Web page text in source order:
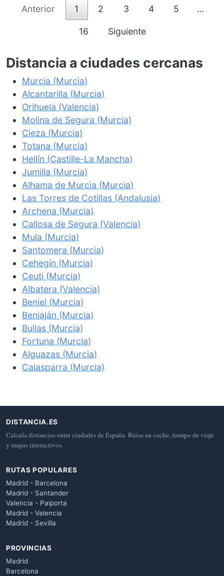
Anterior 1 2 3 4 5 …
16 Siguiente
Distancia a ciudades cercanas
Murcia (Murcia)
Alcantarilla (Murcia)
Orihuela (Valencia)
Molina de Segura (Murcia)
Cieza (Murcia)
Totana (Murcia)
Hellín (Castille-La Mancha)
Jumilla (Murcia)
Alhama de Murcia (Murcia)
Las Torres de Cotillas (Andalusia)
Archena (Murcia)
Callosa de Segura (Valencia)
Mula (Murcia)
Santomera (Murcia)
Cehegín (Murcia)
Ceuti (Murcia)
Albatera (Valencia)
Beniel (Murcia)
Beniaján (Murcia)
Bullas (Murcia)
Fortuna (Murcia)
Alguazas (Murcia)
Calasparra (Murcia)
DISTANCIA.ES
Calcula distancias entre ciudades de España. Rutas en coche, tiempo de viaje
y mapas interactivos.
RUTAS POPULARES
Madrid - Barcelona
Madrid - Santander
Valencia - Paiporta
Madrid - Valencia
Madrid - Sevilla
PROVINCIAS
Madrid
Barcelona